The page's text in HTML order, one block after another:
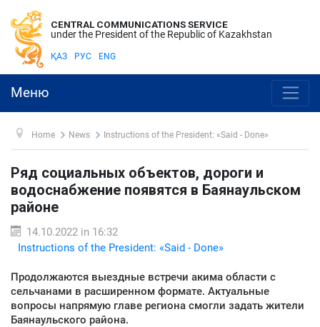
CENTRAL COMMUNICATIONS SERVICE
under the President of the Republic of Kazakhstan
ҚАЗ РУС ENG
Меню
Home News Instructions of the President: «Said - Done»
Ряд социальных объектов, дороги и
водоснабжение появятся в Баянаульском
районе
14.10.2022 in 16:32
Instructions of the President: «Said - Done»
Продолжаются выездные встречи акима области с
сельчанами в расширенном формате. Актуальные
вопросы напрямую главе региона смогли задать жители
Баянаульского района.